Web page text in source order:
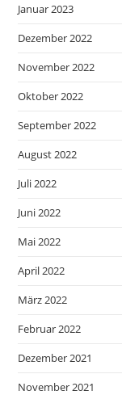
Januar 2023
Dezember 2022
November 2022
Oktober 2022
September 2022
August 2022
Juli 2022
Juni 2022
Mai 2022
April 2022
März 2022
Februar 2022
Dezember 2021
November 2021